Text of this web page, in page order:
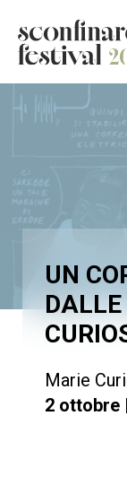
UN
DALLE
Marie
2 ottobre